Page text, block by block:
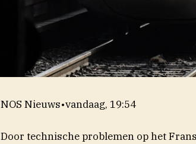
NOS Nieuws•vandaag, 19:54
Door technische problemen op het